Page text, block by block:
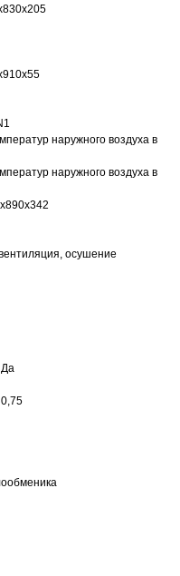
наружного воздуха в
наружного воздуха в
осушение
Да